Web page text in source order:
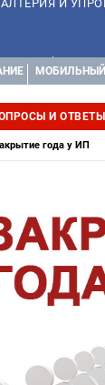
И
И ОТВЕТЫ
года у ИП